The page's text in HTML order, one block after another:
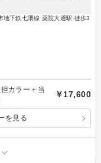
地下鉄七隈線 薬院大通駅 徒歩3
カラー＋当
￥17,600
を見る